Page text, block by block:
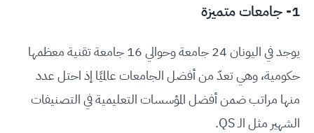
1- جامعات متميزة
يوجد في اليونان 24 جامعة وحوالي 16 جامعة تقنية معظمها
حكومية، وهي تعدّ من أفضل الجامعات عالميًا إذ احتل عدد
منها مراتب ضمن أفضل المؤسسات التعليمية في التصنيفات
الشهير مثل الـ QS.